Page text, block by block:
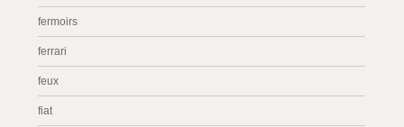
fermoirs
ferrari
feux
fiat